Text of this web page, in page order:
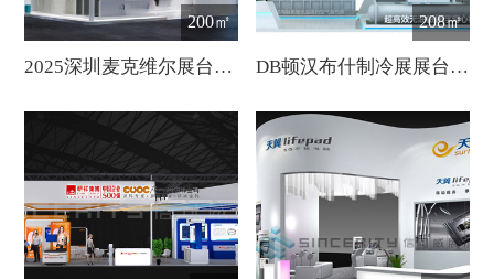
200㎡
2025深圳麦克维尔展台设计
208㎡
DB顿汉布什制冷展展台设计